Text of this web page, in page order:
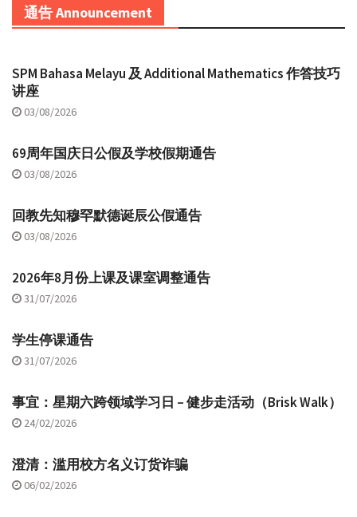
通告 Announcement
SPM Bahasa Melayu 及 Additional Mathematics 作答技巧
讲座
03/08/2026
69周年国庆日公假及学校假期通告
03/08/2026
回教先知穆罕默德诞辰公假通告
03/08/2026
2026年8月份上课及课室调整通告
31/07/2026
学生停课通告
31/07/2026
事宜：星期六跨领域学习日 – 健步走活动（Brisk Walk）
24/02/2026
澄清：滥用校方名义订货诈骗
06/02/2026